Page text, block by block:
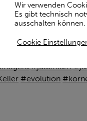
gera.de/…/1700-
unsere Stadt,
von 1933-
#judentum
#evolution
Wir verwenden
Es gibt technisch
ausschalten
Cookie